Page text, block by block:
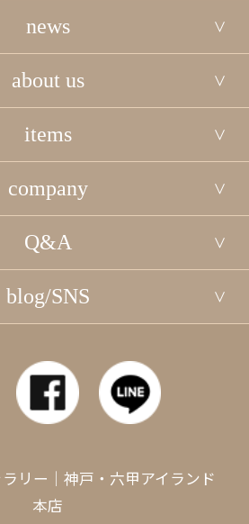
news
about us
items
company
Q&A
blog/SNS
リー｜神戸・六甲アイランド
本店